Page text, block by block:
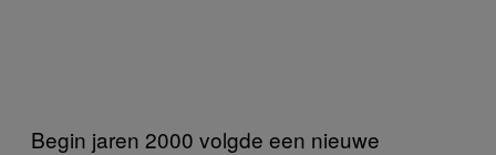
Begin jaren 2000 volgde een nieuwe